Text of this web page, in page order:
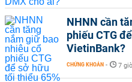
NHNN cần
phiếu CTG
VietinBank?
CHỨNG KHOÁN - 7